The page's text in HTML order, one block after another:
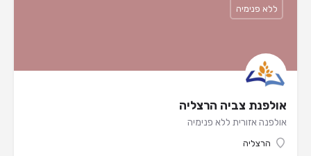
אולפנת צביה הרצליה
אולפנה אזורית ללא פנימיה
הרצליה
ללא פנימיה